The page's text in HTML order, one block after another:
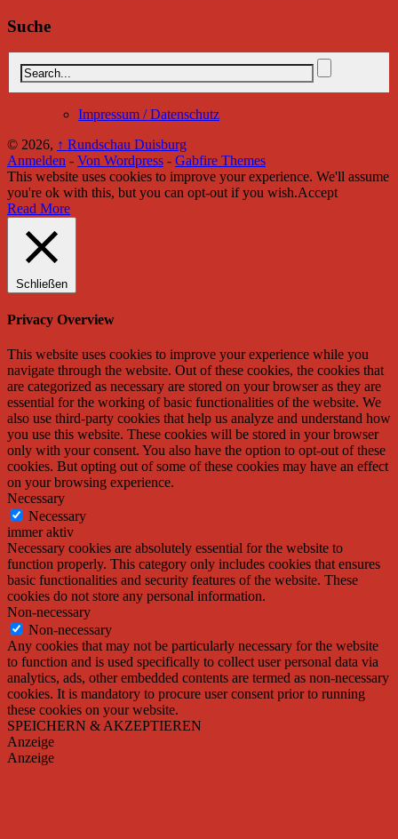
Suche
Impressum / Datenschutz
© 2026, ↑ Rundschau Duisburg
Anmelden - Von Wordpress - Gabfire Themes
This website uses cookies to improve your experience. We'll assume
you're ok with this, but you can opt-out if you wish.Accept
Read More
Schließen
Privacy Overview
This website uses cookies to improve your experience while you
navigate through the website. Out of these cookies, the cookies that
are categorized as necessary are stored on your browser as they are
essential for the working of basic functionalities of the website. We
also use third-party cookies that help us analyze and understand how
you use this website. These cookies will be stored in your browser
only with your consent. You also have the option to opt-out of these
cookies. But opting out of some of these cookies may have an effect
on your browsing experience.
Necessary
Necessary
immer aktiv
Necessary cookies are absolutely essential for the website to
function properly. This category only includes cookies that ensures
basic functionalities and security features of the website. These
cookies do not store any personal information.
Non-necessary
Non-necessary
Any cookies that may not be particularly necessary for the website
to function and is used specifically to collect user personal data via
analytics, ads, other embedded contents are termed as non-necessary
cookies. It is mandatory to procure user consent prior to running
these cookies on your website.
SPEICHERN & AKZEPTIEREN
Anzeige
Anzeige